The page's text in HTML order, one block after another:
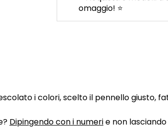
omaggio! ⭐
i colori, scelto il pennello giusto,
Dipingendo con i numerie non